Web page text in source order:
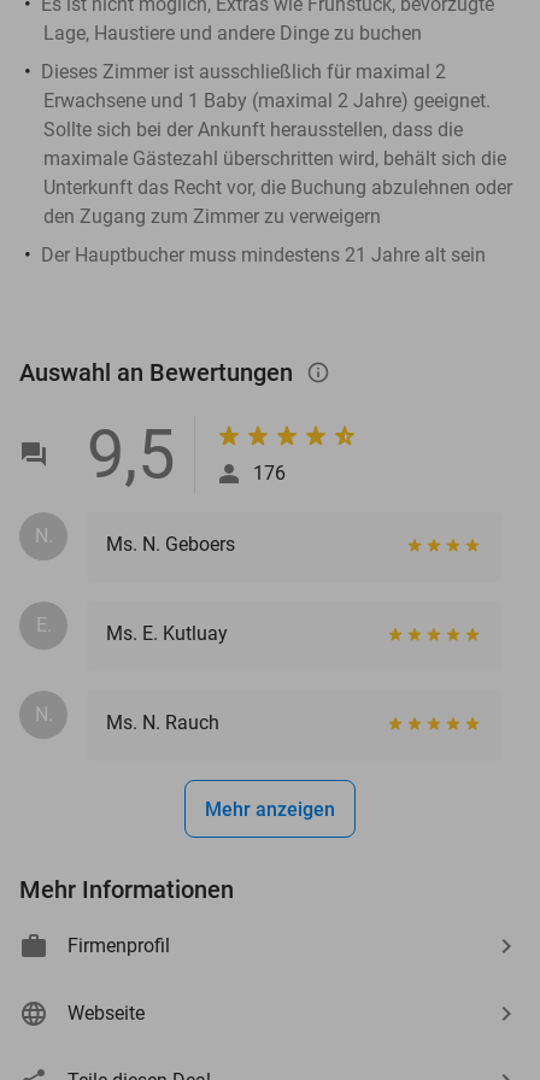
Lage, Haustiere und andere Dinge zu buchen
Dieses Zimmer ist ausschließlich für maximal 2
Erwachsene und 1 Baby (maximal 2 Jahre) geeignet.
Sollte sich bei der Ankunft herausstellen, dass die
maximale Gästezahl überschritten wird, behält sich die
Unterkunft das Recht vor, die Buchung abzulehnen oder
den Zugang zum Zimmer zu verweigern
Der Hauptbucher muss mindestens 21 Jahre alt sein
Auswahl an Bewertungen info_outlined
9,5 176
N. Ms. N. Geboers
E. Ms. E. Kutluay
N. Ms. N. Rauch
Mehr anzeigen
Mehr Informationen
Firmenprofil
Webseite